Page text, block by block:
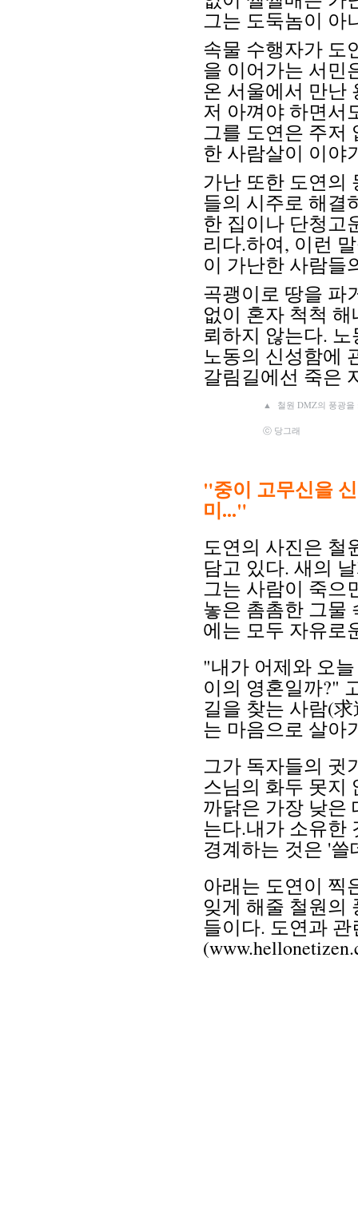
그는 도둑놈이 아
속물 수행자가 도
을 이어가는 서민
온 서울에서 만난
저 아껴야 하면서
그를 도연은 주저
한 사람살이 이야
가난 또한 도연의
들의 시주로 해결
한 집이나 단청고
리다.하여, 이런
이 가난한 사람들
곡괭이로 땅을 파
없이 혼자 척척
뢰하지 않는다.
노동의 신성함에
갈림길에선 죽은
▲ 철원 DMZ의 풍광
ⓒ 당그래
"중이 고무신을
미..."
도연의 사진은 철
담고 있다. 새의
그는 사람이 죽으
놓은 촘촘한 그물
에는 모두 자유로
"내가 어제와 오
이의 영혼일까?"
길을 찾는 사람(
는 마음으로 살아
그가 독자들의 귓
스님의 화두 못지
까닭은 가장 낮은
는다.내가 소유한
경계하는 것은 '
아래는 도연이 찍
잊게 해줄 철원의
들이다. 도연과